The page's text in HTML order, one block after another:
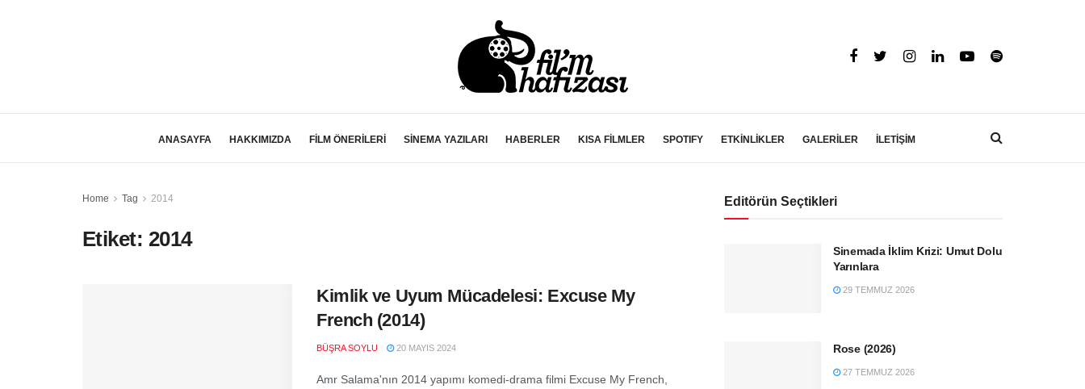
ANASAYFA HAKKIMIZDA FİLM ÖNERİLERİ SİNEMA YAZILARI HABERLER KISA FİLMLER SPOTIFY ETKİNLİKLER GALERİLER İLETİŞİM
Home Tag 2014
Etiket: 2014
Kimlik ve Uyum Mücadelesi: Excuse My
French (2014)
BÜŞRA SOYLU 20 MAYIS 2024
Amr Salama'nın 2014 yapımı komedi-drama filmi Excuse My French,
Editörün Seçtikleri
Sinemada İklim Krizi: Umut Dolu
Yarınlara
29 TEMMUZ 2026
Rose (2026)
27 TEMMUZ 2026